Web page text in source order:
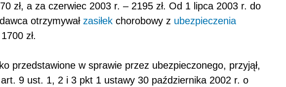
zł, a za czerwiec 2003 r. – 2195 zł. Od 1 lipca 2003 r. do
otrzymywał zasiłek chorobowy z ubezpieczenia
zł.
przedstawione w sprawie przez ubezpieczonego, przyjął,
9 ust. 1, 2 i 3 pkt 1 ustawy 30 października 2002 r. o